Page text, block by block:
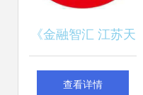
《金融智汇 江苏天
鼎证券投资咨询贵
查看详情